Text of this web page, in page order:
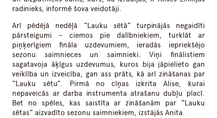
radinieks, informē šova veidotāji.
Arī pēdējā nedēļā “Lauku sētā” turpinājās negaidīti
pārsteigumi – ciemos pie dalībniekiem, turklāt ar
piņķerīgiem fināla uzdevumiem, ieradās iepriekšējo
sezonu saimnieces un saimnieki. Viņi finālistiem
sagatavoja āķīgus uzdevumus, kuros bija jāpielieto gan
veiklība un izveicība, gan ass prāts, kā arī zināšanas par
“Lauku sētu”. Pirmā no cīņas izkrita Alise, kurai
nepaveicās ar darba instrumenta atrašanu dubļu placī.
Bet no spēles, kas saistīta ar zināšanām par “Lauku
sētas” aizvadīto sezonu saimniekiem, izstājās Anita.